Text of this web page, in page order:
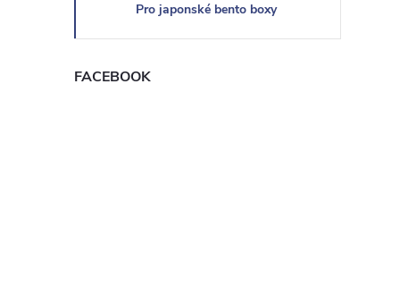
n
n
Pro japonské bento boxy
FACEBOOK